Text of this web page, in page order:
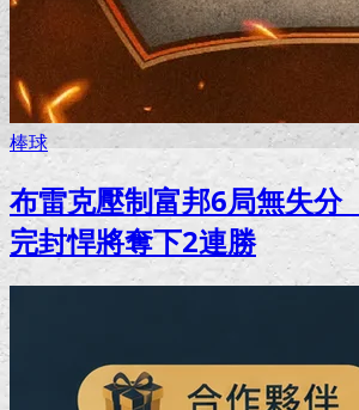
棒球
布雷克壓制富邦6局無失
完封悍將奪下2連勝